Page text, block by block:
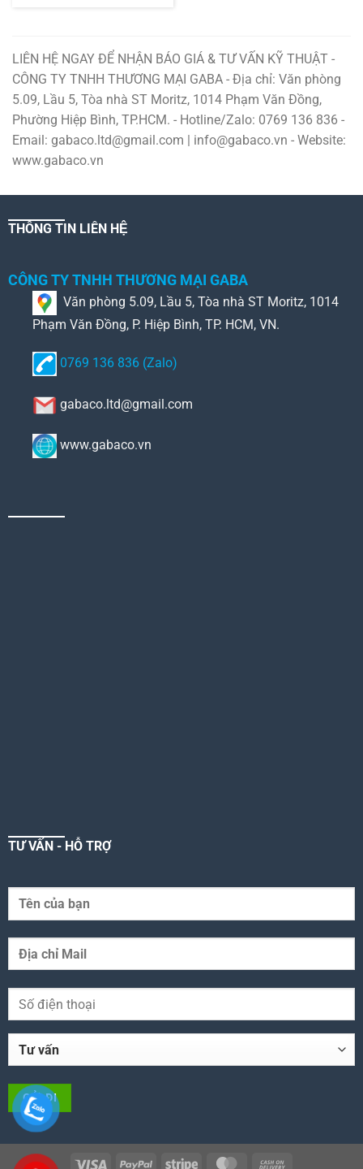
LIÊN HỆ NGAY ĐỂ NHẬN BÁO GIÁ & TƯ VẤN KỸ THUẬT -
CÔNG TY TNHH THƯƠNG MẠI GABA - Địa chỉ: Văn phòng
5.09, Lầu 5, Tòa nhà ST Moritz, 1014 Phạm Văn Đồng,
Phường Hiệp Bình, TP.HCM. - Hotline/Zalo: 0769 136 836 -
Email: gabaco.ltd@gmail.com | info@gabaco.vn - Website:
www.gabaco.vn
THÔNG TIN LIÊN HỆ
CÔNG TY TNHH THƯƠNG MẠI GABA
Văn phòng 5.09, Lầu 5, Tòa nhà ST Moritz, 1014
Phạm Văn Đồng, P. Hiệp Bình, TP. HCM, VN.
0769 136 836 (Zalo)
gabaco.ltd@gmail.com
www.gabaco.vn
TƯ VẤN - HỖ TRỢ